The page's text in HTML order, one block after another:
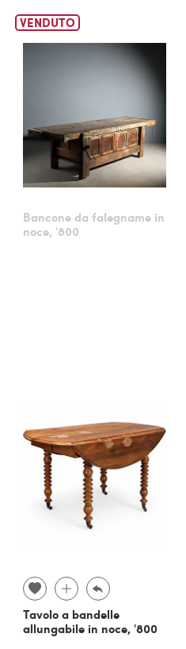
VENDUTO
Bancone da falegname in
noce, '800
Tavolo a bandelle
allungabile in noce, '800